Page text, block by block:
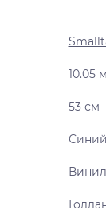
10.05 м
53 см
Синий